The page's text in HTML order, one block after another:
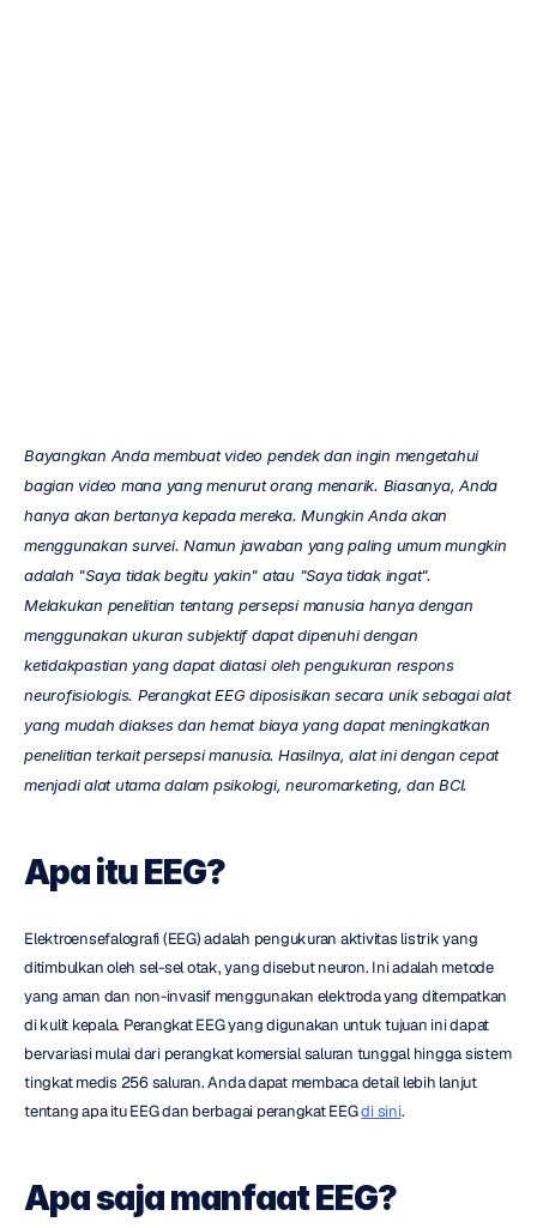
Bayangkan Anda membuat video pendek dan ingin mengetahui
bagian video mana yang menurut orang menarik. Biasanya, Anda
hanya akan bertanya kepada mereka. Mungkin Anda akan
menggunakan survei. Namun jawaban yang paling umum mungkin
adalah "Saya tidak begitu yakin" atau "Saya tidak ingat".
Melakukan penelitian tentang persepsi manusia hanya dengan
menggunakan ukuran subjektif dapat dipenuhi dengan
ketidakpastian yang dapat diatasi oleh pengukuran respons
neurofisiologis. Perangkat EEG diposisikan secara unik sebagai alat
yang mudah diakses dan hemat biaya yang dapat meningkatkan
penelitian terkait persepsi manusia. Hasilnya, alat ini dengan cepat
menjadi alat utama dalam psikologi, neuromarketing, dan BCI.
Apa itu EEG?
Elektroensefalografi (EEG) adalah pengukuran aktivitas listrik yang
ditimbulkan oleh sel-sel otak, yang disebut neuron. Ini adalah metode
yang aman dan non-invasif menggunakan elektroda yang ditempatkan
di kulit kepala. Perangkat EEG yang digunakan untuk tujuan ini dapat
bervariasi mulai dari perangkat komersial saluran tunggal hingga sistem
tingkat medis 256 saluran. Anda dapat membaca detail lebih lanjut
tentang apa itu EEG dan berbagai perangkat EEG di sini.
Apa saja manfaat EEG?